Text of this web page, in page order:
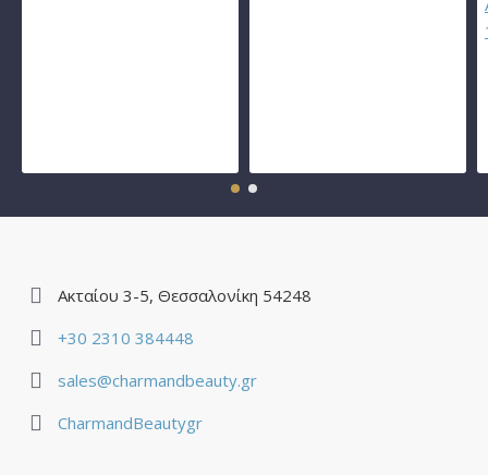
Ακταίου 3-5, Θεσσαλονίκη 54248
+30 2310 384448
sales@charmandbeauty.gr
CharmandBeautygr